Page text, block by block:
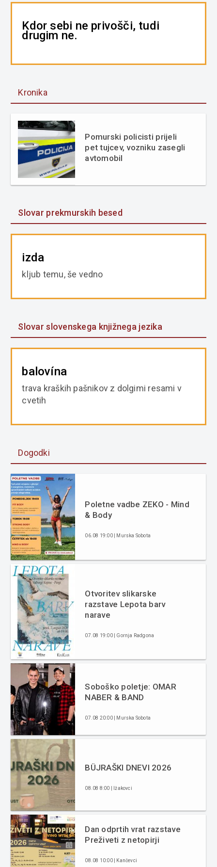
Kdor sebi ne privošči, tudi
drugim ne.
Kronika
Pomurski policisti prijeli
pet tujcev, vozniku zasegli
avtomobil
Slovar prekmurskih besed
izda
kljub temu, še vedno
Slovar slovenskega knjižnega jezika
balovína
trava kraških pašnikov z dolgimi resami v
cvetih
Dogodki
Poletne vadbe ZEKO - Mind
& Body
06.08 19:00 | Murska Sobota
Otvoritev slikarske
razstave Lepota barv
narave
07.08 19:00 | Gornja Radgona
Soboško poletje: OMAR
NABER & BAND
07.08 20:00 | Murska Sobota
BÜJRAŠKI DNEVI 2026
08.08 8:00 | Ižakovci
Dan odprtih vrat razstave
Preživeti z netopirji
08.08 10:00 | Kančevci